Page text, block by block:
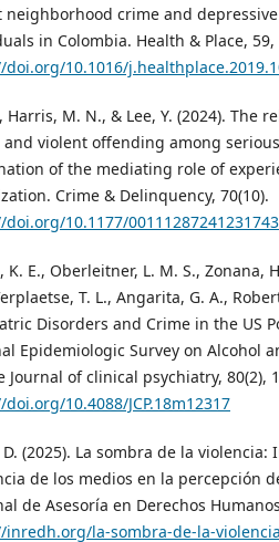
neighborhood crime and
in Colombia. Health & Place, 59,
10.1016/
Harris, M. N., & Lee, Y. (2024). The
and violent offending among
of the mediating role of
Crime & Delinquency, 70(10).
10.1177/00111287241231743
K. E., Oberleitner, L. M. S., Zonana,
T. L., Angarita, G. A.,
Disorders and Crime in the US
Epidemiologic Survey on Alcohol
Journal of clinical psychiatry, 80(2),
10.4088/JCP.18m12317
(2025). La sombra de la violencia:
de los medios en la percepción
de Asesoría en Derechos
inredh.org/la-sombra-de-la-